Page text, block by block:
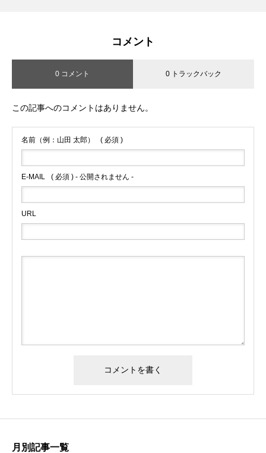
コメント
0 コメント 0 トラックバック
この記事へのコメントはありません。
名前（例：山田 太郎） ( 必須 )
E-MAIL ( 必須 ) - 公開されません -
URL
月別記事一覧